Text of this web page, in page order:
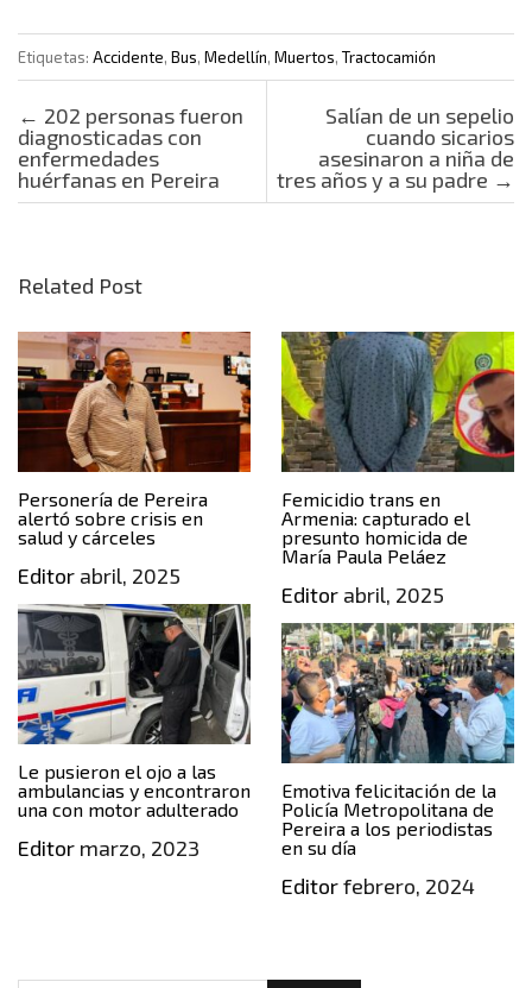
Etiquetas: Accidente, Bus, Medellín, Muertos, Tractocamión
Post navigation
← 202 personas fueron
diagnosticadas con
enfermedades
huérfanas en Pereira
Salían de un sepelio
cuando sicarios
asesinaron a niña de
tres años y a su padre →
Related Post
Personería de Pereira
alertó sobre crisis en
salud y cárceles
Editor abril, 2025
Femicidio trans en
Armenia: capturado el
presunto homicida de
María Paula Peláez
Editorabril, 2025
Le pusieron el ojo a las
ambulancias y encontraron
una con motor adulterado
Editor marzo, 2023
Emotiva felicitación de la
Policía Metropolitana de
Pereira a los periodistas
en su día
Editorfebrero, 2024